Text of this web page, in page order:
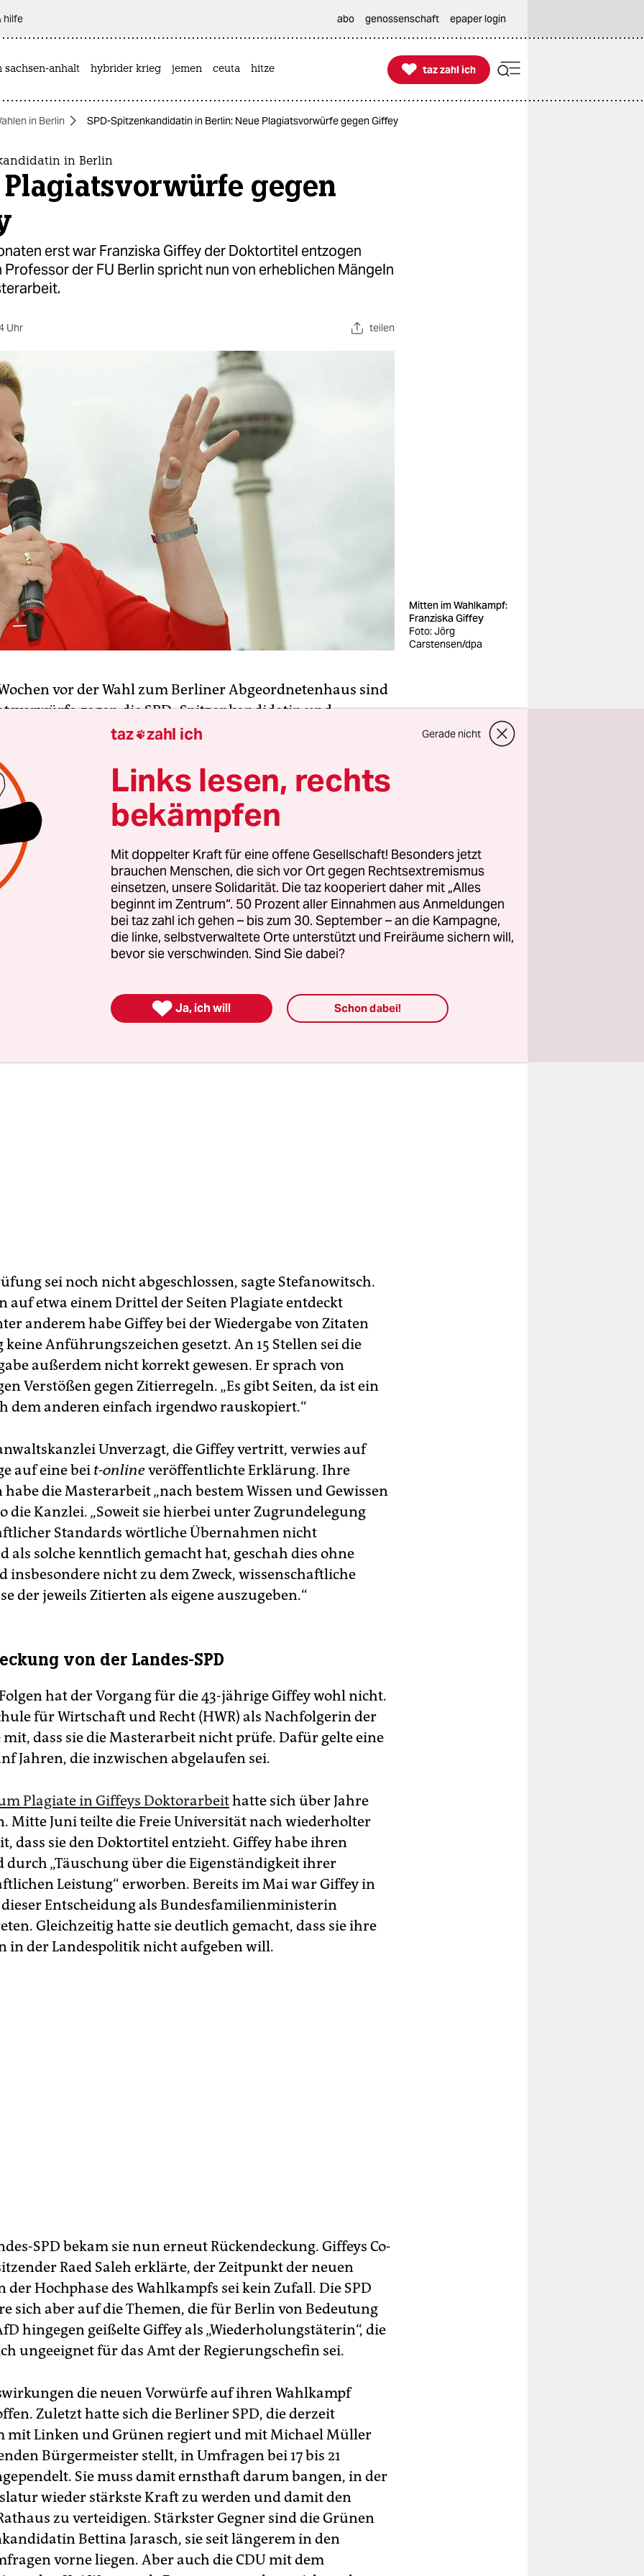
hilfe abo genossenschaft epaper login
sachsen-anhalt hybrider krieg jemen ceuta hitze 
taz zahl ich
taz zahl ich
in Berlin SPD-Spitzenkandidatin in Berlin: Neue Plagiatsvorwürfe gegen Giffey
in Berlin
Plagiatsvorwürfe gegen
erst war Franziska Giffey der Doktortitel entzogen
Professor der FU Berlin spricht nun von erheblichen Mängeln
Uhr teilen
Mitten im Wahlkampf:
Franziska Giffey
Foto: Jörg
Carstensen/dpa
vor der Wahl zum Berliner Abgeordnetenhaus sind
gegen die SPD- Spitzenkandidatin und –
Franziska Giffey bekanntgeworden.
ihre Dissertation
der früheren Bundesfamilienministerin endeten, geht
ihre Masterarbeit. Diese hatte Giffey 2005 zum
Studiums an der Fachhochschule für Verwaltung und
Berlin (FHVR) geschrieben.
Professor für Sprachwissenschaften an der
Berlin (FU), untersucht diese seit geraumer Zeit.
auf 26 Seiten 62 Mal nicht korrekt zitiert und damit gegen
Standards verstoßen, kritisierte er in einem
der der Deutschen Presse-Agentur am Freitag vorlag.
sei noch nicht abgeschlossen, sagte Stefanowitsch.
auf etwa einem Drittel der Seiten Plagiate entdeckt
anderem habe Giffey bei der Wiedergabe von Zitaten
Anführungszeichen gesetzt. An 15 Stellen sei die
außerdem nicht korrekt gewesen. Er sprach von
Verstößen gegen Zitierregeln. „Es gibt Seiten, da ist ein
dem anderen einfach irgendwo rauskopiert.“
Unverzagt, die Giffey vertritt, verwies auf
auf eine bei t-onlineveröffentlichte Erklärung. Ihre
die Masterarbeit „nach bestem Wissen und Gewissen
die Kanzlei. „Soweit sie hierbei unter Zugrundelegung
Standards wörtliche Übernahmen nicht
als solche kenntlich gemacht hat, geschah dies ohne
insbesondere nicht zu dem Zweck, wissenschaftliche
der jeweils Zitierten als eigene auszugeben.“
von der Landes-SPD
hat der Vorgang für die 43-jährige Giffey wohl nicht.
für Wirtschaft und Recht (HWR) als Nachfolgerin der
mit, dass sie die Masterarbeit nicht prüfe. Dafür gelte eine
Jahren, die inzwischen abgelaufen sei.
Plagiate in Giffeys Doktorarbeithatte sich über Jahre
Mitte Juni teilte die Freie Universität nach wiederholter
dass sie den Doktortitel entzieht. Giffey habe ihren
durch „Täuschung über die Eigenständigkeit ihrer
Leistung“ erworben. Bereits im Mai war Giffey in
Entscheidung als Bundesfamilienministerin
Gleichzeitig hatte sie deutlich gemacht, dass sie ihre
in der Landespolitik nicht aufgeben will.
SPD bekam sie nun erneut Rückendeckung. Giffeys Co-
Raed Saleh erklärte, der Zeitpunkt der neuen
der Hochphase des Wahlkampfs sei kein Zufall. Die SPD
sich aber auf die Themen, die für Berlin von Bedeutung
hingegen geißelte Giffey als „Wiederholungstäterin“, die
ungeeignet für das Amt der Regierungschefin sei.
die neuen Vorwürfe auf ihren Wahlkampf
Zuletzt hatte sich die Berliner SPD, die derzeit
mit Linken und Grünen regiert und mit Michael Müller
Bürgermeister stellt, in Umfragen bei 17 bis 21
Sie muss damit ernsthaft darum bangen, in der
wieder stärkste Kraft zu werden und damit den
zu verteidigen. Stärkster Gegner sind die Grünen
Bettina Jarasch, sie seit längerem in den
vorne liegen. Aber auch die CDU mit dem
taz zahl ich Gerade nicht
Links lesen, rechts
bekämpfen
Mit doppelter Kraft für eine offene Gesellschaft! Besonders jetzt
brauchen Menschen, die sich vor Ort gegen Rechtsextremismus
einsetzen, unsere Solidarität. Die taz kooperiert daher mit „Alles
beginnt im Zentrum“. 50 Prozent aller Einnahmen aus Anmeldungen
bei taz zahl ich gehen – bis zum 30. September – an die Kampagne,
die linke, selbstverwaltete Orte unterstützt und Freiräume sichern will,
bevor sie verschwinden. Sind Sie dabei?
 Ja, ich will Schon dabei!